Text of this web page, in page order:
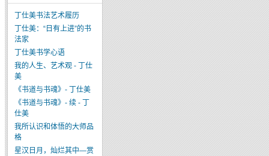
丁仕美书法艺术履历
丁仕美：“日有上进”的书
法家
丁仕美书学心语
我的人生、艺术观 - 丁仕
美
《书道与书魂》- 丁仕美
《书道与书魂》- 续 - 丁
仕美
我所认识和体悟的大师品
格
星汉日月，灿烂其中—赏